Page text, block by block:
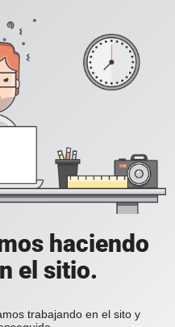
haciendo
el sitio.
trabajando en el sito y